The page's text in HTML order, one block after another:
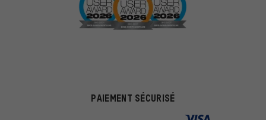
PAIEMENT SÉCURISÉ